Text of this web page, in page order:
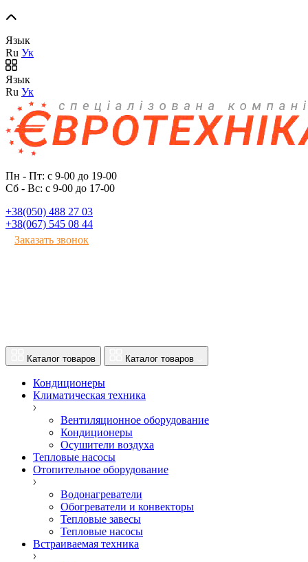
Язык
Ru Ук
Язык
Ru Ук
Пн - Пт: с 9-00 до 19-00
Сб - Вс: с 9-00 до 17-00
+38(050) 488 27 03
+38(067) 545 08 44
Заказать звонок
Каталог товаров Каталог товаров
Кондиционеры
Климатическая техника
Вентиляционное оборудование
Кондиционеры
Осушители воздуха
Тепловые насосы
Отопительное оборудование
Водонагреватели
Обогреватели и конвекторы
Тепловые завесы
Тепловые насосы
Встраиваемая техника